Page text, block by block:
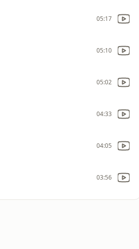
05:17
05:10
05:02
04:33
04:05
03:56